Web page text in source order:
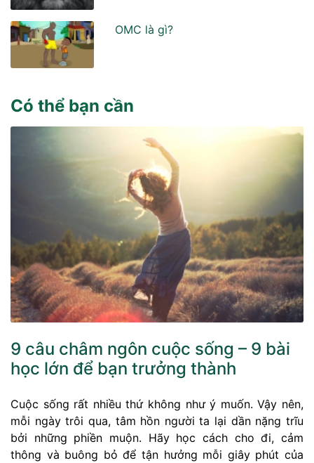
OMC là gì?
Có thể bạn cần
9 câu châm ngôn cuộc sống – 9 bài
học lớn để bạn trưởng thành
Cuộc sống rất nhiều thứ không như ý muốn. Vậy nên,
mỗi ngày trôi qua, tâm hồn người ta lại dần nặng trĩu
bởi những phiền muộn. Hãy học cách cho đi, cảm
thông và buông bỏ để tận hưởng mỗi giây phút của